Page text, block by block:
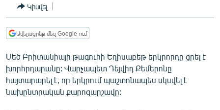
ԻՐԱՎՈՒՆՔ
ՀԱՍԱՐԱԿՈՒԹՅՈՒՆ
ՂԱՐԱԲԱՂ
ՊԱՏԵՐԱԶՄԻ 6 ՇԱԲԱԹՆԵՐԸ
ՏԱՐԱԾԱՇՐՋԱՆ
Կիսվել
Ավելացրեք մեզ Google-ում
Մեծ Բրիտանիայի թագուհի Եղիսաբեթ երկրորդը ցրել է
խորհրդարանը: Վարչապետ Դեյվիդ Քեմերոնը
հայտարարել է, որ երկրում պաշտոնապես սկսվել է
նախընտրական քարոզարշավը: